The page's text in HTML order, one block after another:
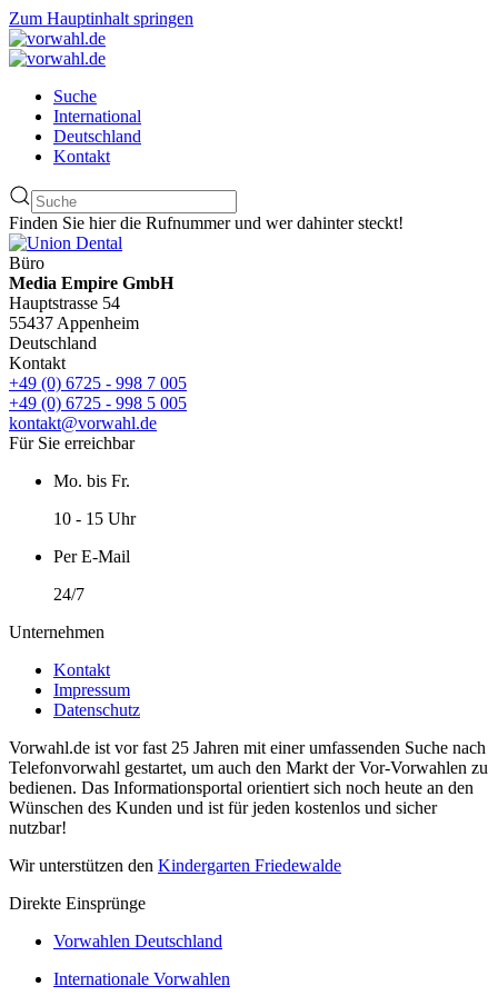
Zum Hauptinhalt springen
Suche
International
Deutschland
Kontakt
Finden Sie hier die Rufnummer und wer dahinter steckt!
Büro
Media Empire GmbH
Hauptstrasse 54
55437 Appenheim
Deutschland
Kontakt
+49 (0) 6725 - 998 7 005
+49 (0) 6725 - 998 5 005
kontakt@vorwahl.de
Für Sie erreichbar
Mo. bis Fr.
10 - 15 Uhr
Per E-Mail
24/7
Unternehmen
Kontakt
Impressum
Datenschutz
Vorwahl.de ist vor fast 25 Jahren mit einer umfassenden Suche nach
Telefonvorwahl gestartet, um auch den Markt der Vor-Vorwahlen zu
bedienen. Das Informationsportal orientiert sich noch heute an den
Wünschen des Kunden und ist für jeden kostenlos und sicher
nutzbar!
Wir unterstützen den Kindergarten Friedewalde
Direkte Einsprünge
Vorwahlen Deutschland
Internationale Vorwahlen